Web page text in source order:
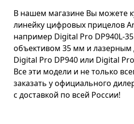
В нашем магазине Вы можете
линейку цифровых прицелов
например Digital Pro DP940L-
объективом 35 мм и
Digital Pro DP940 или Digital
Все эти модели и не только
заказать у официального
с доставкой по всей России!